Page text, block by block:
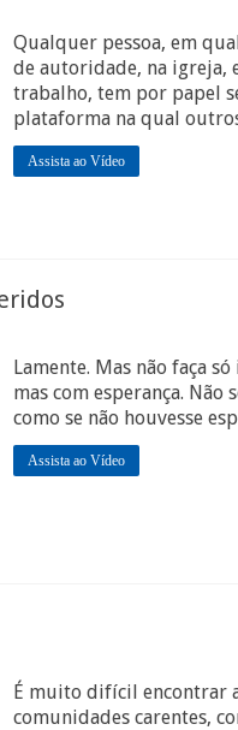
Qualquer pessoa, em
de autoridade, na igreja,
trabalho, tem por papel
plataforma na qual
Assista ao Vídeo
Lamente. Mas não faça só
mas com esperança. Não
como se não houvesse
Assista ao Vídeo
É muito difícil encontrar
comunidades carentes,